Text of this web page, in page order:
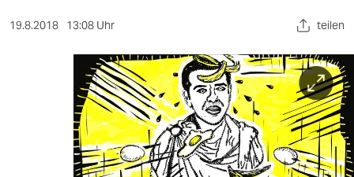
berlin
19.8.2018 13:08 Uhr teilen